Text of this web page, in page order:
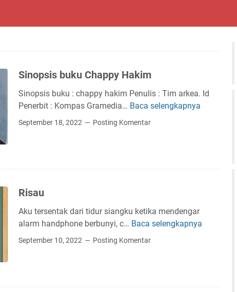
Sinopsis buku Chappy Hakim
Sinopsis buku : chappy hakim Penulis : Tim arkea. Id
Penerbit : Kompas Gramedia… Baca selengkapnya
k
September 18, 2022 Posting Komentar
Risau
Aku tersentak dari tidur siangku ketika mendengar
alarm handphone berbunyi, c… Baca selengkapnya
September 10, 2022 Posting Komentar